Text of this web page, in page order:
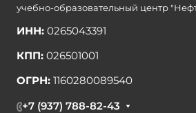
учебно-образовательный центр
ИНН: 0265043391
КПП: 026501001
ОГРН: 1160280089540
+7 (937) 788-82-43